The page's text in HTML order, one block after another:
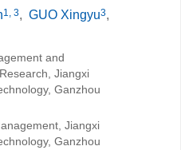
1, 3, GUO Xingyu3,
and
Jiangxi
Ganzhou
Jiangxi
Ganzhou